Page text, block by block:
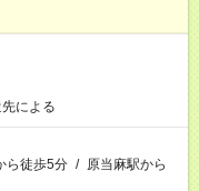
による
ら徒歩5分 / 原当麻駅から